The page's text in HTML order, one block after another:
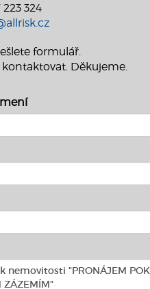
223 324
formulář.
Děkujeme.